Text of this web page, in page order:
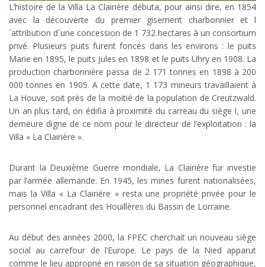
L’histoire de la Villa La Clairière débuta, pour ainsi dire, en 1854
avec la découverte du premier gisement charbonnier et l
´attribution d´une concession de 1 732 hectares à un consortium
privé. Plusieurs puits furent foncés dans les environs : le puits
Marie en 1895, le puits Jules en 1898 et le puits Uhry en 1908. La
production charbonnière passa de 2 171 tonnes en 1898 à 200
000 tonnes en 1905. A cette date, 1 173 mineurs travaillaient à
La Houve, soit près de la moitié de la population de Creutzwald.
Un an plus tard, on édifia à proximité du carreau du siège I, une
demeure digne de ce nom pour le directeur de l’exploitation : la
Villa « La Clairière ».
Durant la Deuxième Guerre mondiale, La Clairière fur investie
par l’armée allemande. En 1945, les mines furent nationalisées,
mais la Villa « La Clairière » resta une propriété privée pour le
personnel encadrant des Houillères du Bassin de Lorraine.
Au début des années 2000, la FPEC cherchait un nouveau siège
social au carrefour de l’Europe. Le pays de la Nied apparut
comme le lieu approprié en raison de sa situation géographique,